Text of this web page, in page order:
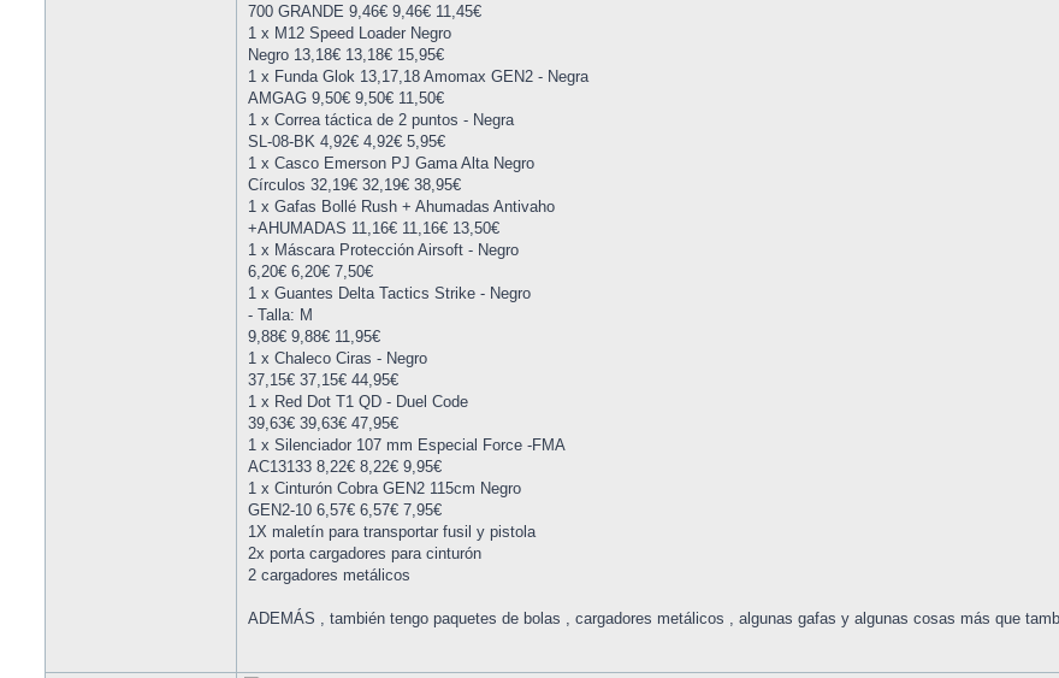
700 GRANDE 9,46€ 9,46€ 11,45€
1 x M12 Speed Loader Negro
Negro 13,18€ 13,18€ 15,95€
1 x Funda Glok 13,17,18 Amomax GEN2 - Negra
AMGAG 9,50€ 9,50€ 11,50€
1 x Correa táctica de 2 puntos - Negra
SL-08-BK 4,92€ 4,92€ 5,95€
1 x Casco Emerson PJ Gama Alta Negro
Círculos 32,19€ 32,19€ 38,95€
1 x Gafas Bollé Rush + Ahumadas Antivaho
+AHUMADAS 11,16€ 11,16€ 13,50€
1 x Máscara Protección Airsoft - Negro
6,20€ 6,20€ 7,50€
1 x Guantes Delta Tactics Strike - Negro
- Talla: M
9,88€ 9,88€ 11,95€
1 x Chaleco Ciras - Negro
37,15€ 37,15€ 44,95€
1 x Red Dot T1 QD - Duel Code
39,63€ 39,63€ 47,95€
1 x Silenciador 107 mm Especial Force -FMA
AC13133 8,22€ 8,22€ 9,95€
1 x Cinturón Cobra GEN2 115cm Negro
GEN2-10 6,57€ 6,57€ 7,95€
1X maletín para transportar fusil y pistola
2x porta cargadores para cinturón
2 cargadores metálicos
ADEMÁS , también tengo paquetes de bolas , cargadores metálicos , algunas gafas y algunas cosas más que